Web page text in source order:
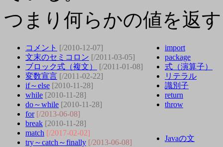
つまり何らかの値を返
コメント [/2010-12-07]
文末のセミコロン [/2011-03-05]
ブロック式（複文）
[/2011-01-08]
変数宣言 [/2011-02-22]
if～else [2010-11-28]
while [2010-11-28]
do～while [2010-11-28]
for [/2013-06-08]
break [2010-11-28]
match [/2017-02-02]
try～catch～finally [/2013-06-08]
import
package
式（演算子）
リテラル
識別子
return
throw
Javaの文